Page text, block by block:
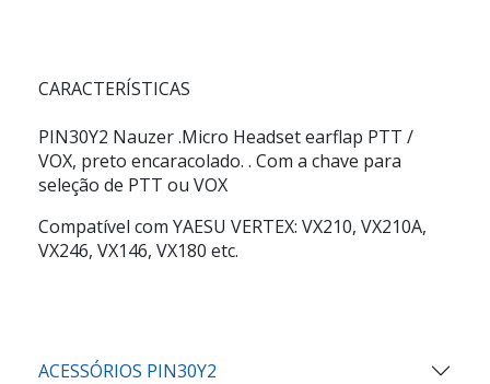
CARACTERÍSTICAS
PIN30Y2 Nauzer.Micro Headset earflap PTT /
VOX, preto encaracolado. . Com a chave para
seleção de PTT ou VOX
Compatível com YAESU VERTEX: VX210, VX210A,
VX246, VX146, VX180 etc.
ACESSÓRIOS PIN30Y2